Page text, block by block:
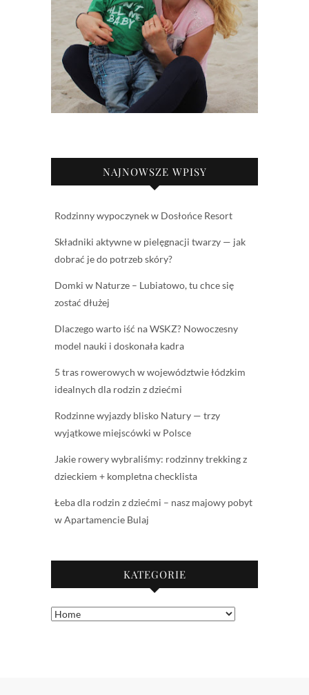
NAJNOWSZE WPISY
Rodzinny wypoczynek w Dosłońce Resort
Składniki aktywne w pielęgnacji twarzy — jak
dobrać je do potrzeb skóry?
Domki w Naturze – Lubiatowo, tu chce się
zostać dłużej
Dlaczego warto iść na WSKZ? Nowoczesny
model nauki i doskonała kadra
5 tras rowerowych w województwie łódzkim
idealnych dla rodzin z dziećmi
Rodzinne wyjazdy blisko Natury — trzy
wyjątkowe miejscówki w Polsce
Jakie rowery wybraliśmy: rodzinny trekking z
dzieckiem + kompletna checklista
Łeba dla rodzin z dziećmi – nasz majowy pobyt
w Apartamencie Bulaj
KATEGORIE
Kategorie